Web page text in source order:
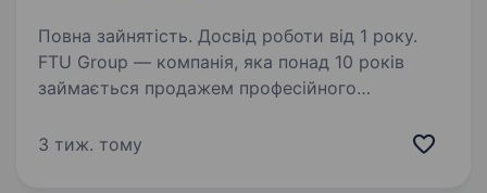
Повна зайнятість. Досвід роботи від 1 року.
FTU Group — компанія, яка понад 10 років
займається продажем професійного
меблевого виробництва. Ми постійно
3 тиж. тому